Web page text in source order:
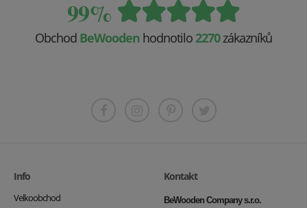
99%
Obchod BeWooden hodnotilo 2270zákazníků
Info
Velkoobchod
Kontakt
BeWooden Company s.r.o.